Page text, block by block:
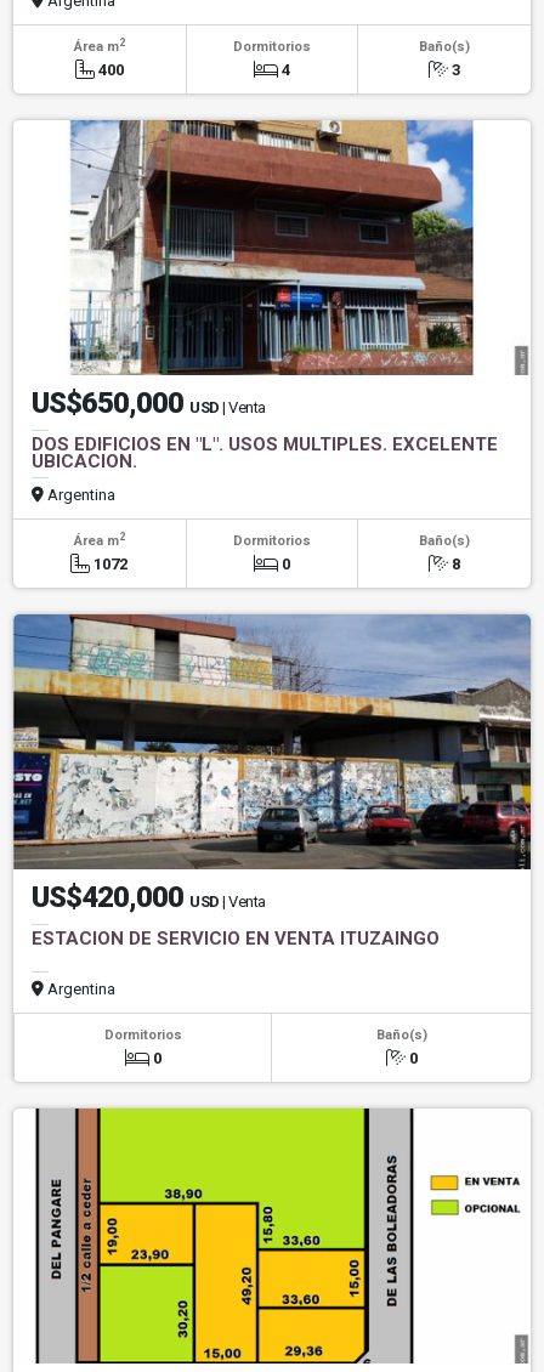
Área m2
400
Dormitorios
4
Baño(s)
3
US$650,000 USD | Venta
DOS EDIFICIOS EN "L". USOS MULTIPLES. EXCELENTE
UBICACION.
Argentina
Área m2
1072
Dormitorios
0
Baño(s)
8
US$420,000 USD | Venta
ESTACION DE SERVICIO EN VENTA ITUZAINGO
Argentina
Dormitorios
0
Baño(s)
0